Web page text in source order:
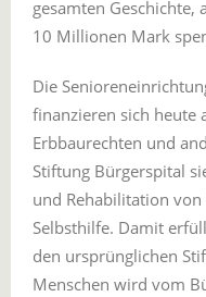
gesamten Geschichte,
10 Millionen Mark
Die
finanzieren sich heute
Erbbaurechten und
Stiftung Bürgerspital
und Rehabilitation
Selbsthilfe. Damit
den ursprünglichen
Menschen wird vom